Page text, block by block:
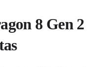
8 Gen 2